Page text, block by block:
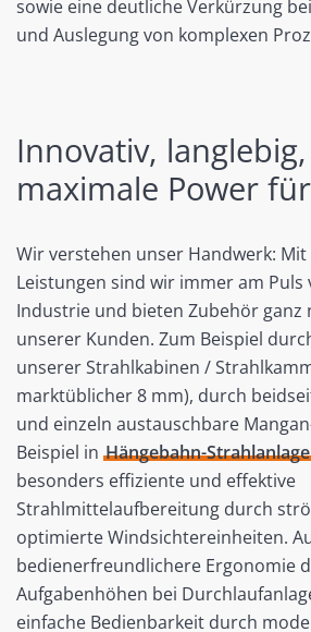
sowie eine deutliche Verkürzung
und Auslegung von komplexen
Innovativ,
maximale Power
Wir verstehen unser Handwerk:
Leistungen sind wir immer am Puls
Industrie und bieten Zubehör ganz
unserer Kunden. Zum Beispiel
unserer Strahlkabinen /
marktüblicher 8 mm), durch
und einzeln austauschbare
Beispiel in Hängebahn-
besonders effiziente und effektive
Strahlmittelaufbereitung durch
optimierte Windsichtereinheiten.
bedienerfreundlichere Ergonomie
Aufgabenhöhen bei
einfache Bedienbarkeit durch